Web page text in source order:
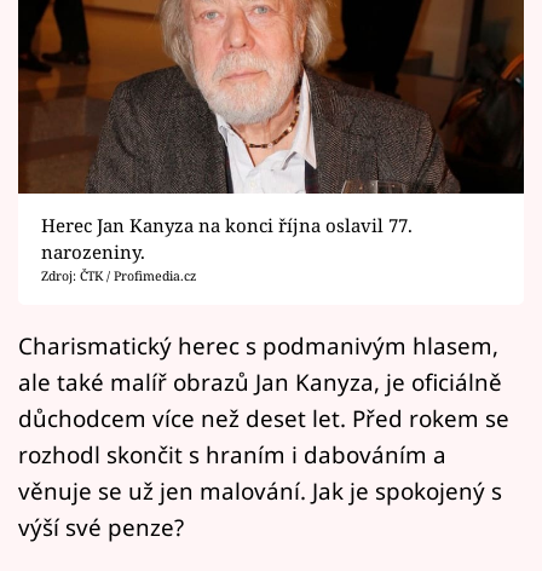
Horoskopy
Sledujte prima+
Filmový festival Karlovy Vary
Mámy sobě
Přihlášení
Sledujte nás
Herec Jan Kanyza na konci října oslavil 77.
narozeniny.
Zdroj: ČTK / Profimedia.cz
Charismatický herec s podmanivým hlasem,
ale také malíř obrazů Jan Kanyza, je oficiálně
důchodcem více než deset let. Před rokem se
rozhodl skončit s hraním i dabováním a
věnuje se už jen malování. Jak je spokojený s
výší své penze?